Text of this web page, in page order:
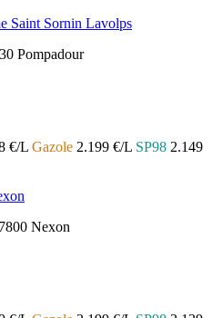
Saint Sornin Lavolps
Pompadour
€/L Gazole 2.199 €/L SP98 2.149
Nexon